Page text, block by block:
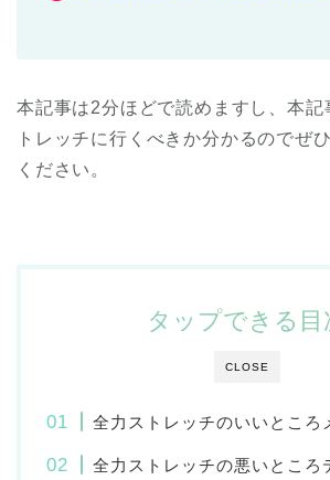
本記事は2分ほどで読めますし、本記
トレッチに行くべきか分かるのでぜ
ください。
CLOSE
タップできる目
全力ストレッチのいいところ
全力ストレッチの悪いところ